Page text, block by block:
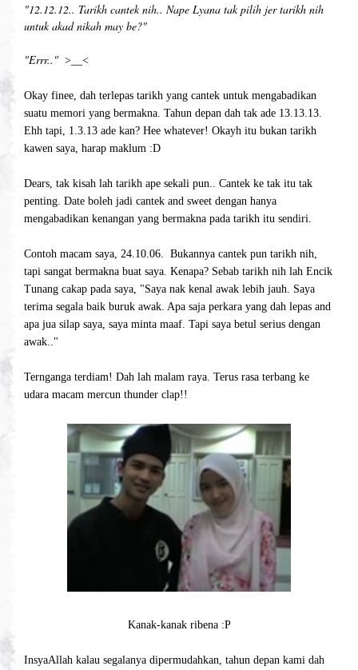
"12.12.12.. Tarikh cantek nih.. Nape Lyana tak pilih jer tarikh nih
untuk akad nikah may be?"
"Errr.." >__<
Okay finee, dah terlepas tarikh yang cantek untuk mengabadikan
suatu memori yang bermakna. Tahun depan dah tak ade 13.13.13.
Ehh tapi, 1.3.13 ade kan? Hee whatever! Okayh itu bukan tarikh
kawen saya, harap maklum :D
Dears, tak kisah lah tarikh ape sekali pun.. Cantek ke tak itu tak
penting. Date boleh jadi cantek and sweet dengan hanya
mengabadikan kenangan yang bermakna pada tarikh itu sendiri.
Contoh macam saya, 24.10.06. Bukannya cantek pun tarikh nih,
tapi sangat bermakna buat saya. Kenapa? Sebab tarikh nih lah Encik
Tunang cakap pada saya, "Saya nak kenal awak lebih jauh. Saya
terima segala baik buruk awak. Apa saja perkara yang dah lepas and
apa jua silap saya, saya minta maaf. Tapi saya betul serius dengan
awak.."
Ternganga terdiam! Dah lah malam raya. Terus rasa terbang ke
udara macam mercun thunder clap!!
Kanak-kanak ribena :P
InsyaAllah kalau segalanya dipermudahkan, tahun depan kami dah